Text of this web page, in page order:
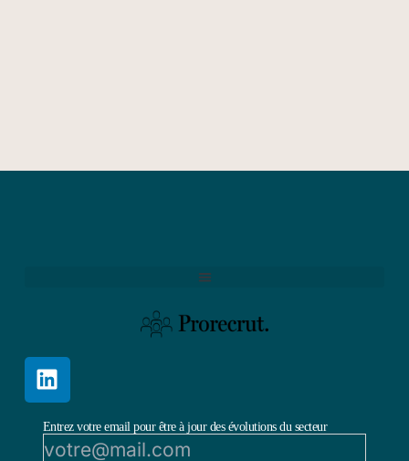
Entrez votre email pour être à jour des évolutions du secteur